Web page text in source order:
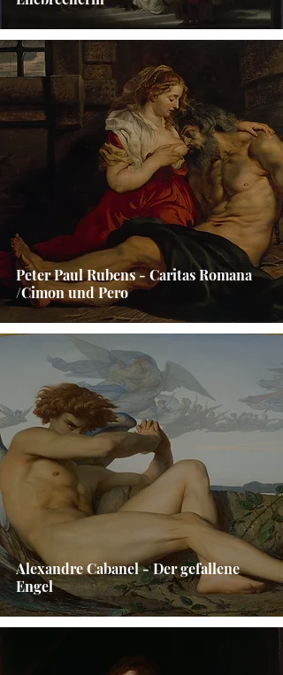
Peter Paul Rubens - Caritas Romana
/Cimon und Pero
Alexandre Cabanel - Der gefallene
Engel